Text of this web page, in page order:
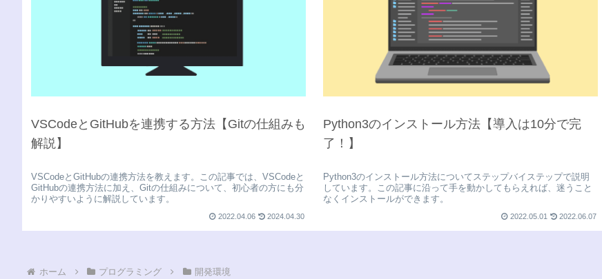
VSCodeとGitHubを連携する方法【Gitの仕組みも
解説】
VSCodeとGitHubの連携方法を教えます。この記事では、VSCodeと
GitHubの連携方法に加え、Gitの仕組みについて、初心者の方にも分
かりやすいように解説しています。
2022.04.06 2024.04.30
Python3のインストール方法【導入は10分で完
了！】
Python3のインストール方法についてステップバイステップで説明
しています。この記事に沿って手を動かしてもらえれば、迷うこと
なくインストールができます。
2022.05.01 2022.06.07
ホーム プログラミング 開発環境